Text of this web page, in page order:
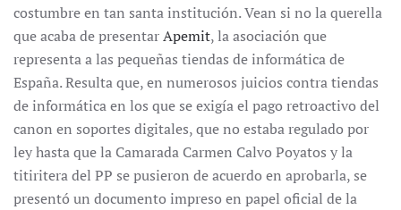
costumbre en tan santa institución. Vean si no la querella
que acaba de presentarApemit, la asociación que
representa a las pequeñas tiendas de informática de
España. Resulta que, en numerosos juicios contra tiendas
de informática en los que se exigía el pago retroactivo del
canon en soportes digitales, que no estaba regulado por
ley hasta que la Camarada Carmen Calvo Poyatos y la
titiritera del PP se pusieron de acuerdo en aprobarla, se
presentó un documento impreso en papel oficial de la